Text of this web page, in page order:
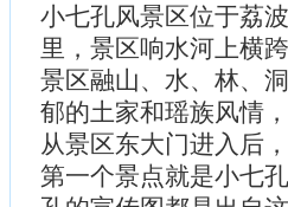
小七孔风景区位于荔
里，景区响水河上横
景区融山、水、林、
郁的土家和瑶族风情
从景区东大门进入后
第一个景点就是小七